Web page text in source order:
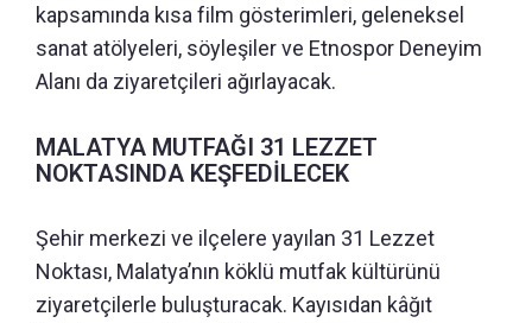
kapsamında kısa film gösterimleri, geleneksel
sanat atölyeleri, söyleşiler ve Etnospor Deneyim
Alanı da ziyaretçileri ağırlayacak.
MALATYA MUTFAĞI 31 LEZZET
NOKTASINDA KEŞFEDİLECEK
Şehir merkezi ve ilçelere yayılan 31 Lezzet
Noktası, Malatya’nın köklü mutfak kültürünü
ziyaretçilerle buluşturacak. Kayısıdan kâğıt